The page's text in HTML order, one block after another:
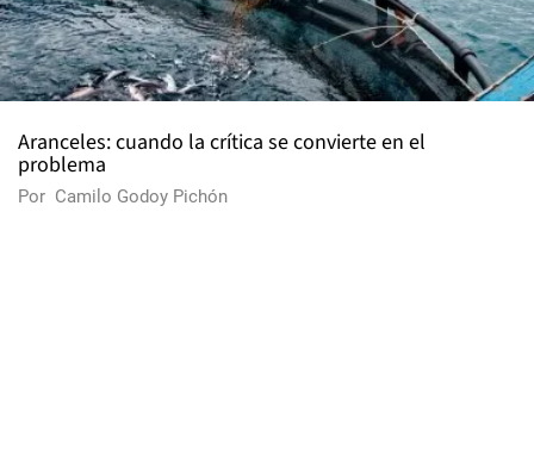
Aranceles: cuando la crítica se convierte en el
problema
Por Camilo Godoy Pichón